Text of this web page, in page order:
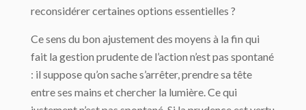
reconsidérer certaines options essentielles ?
Ce sens du bon ajustement des moyens à la fin qui
fait la gestion prudente de l’action n’est pas spontané
: il suppose qu’on sache s’arrêter, prendre sa tête
entre ses mains et chercher la lumière. Ce qui